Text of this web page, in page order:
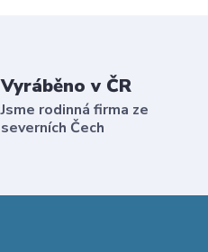
Vyráběno v ČR
Jsme rodinná firma ze
severních Čech